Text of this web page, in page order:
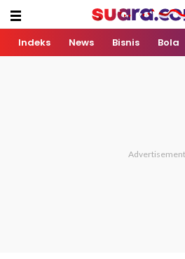
Indeks News Bisnis Bola